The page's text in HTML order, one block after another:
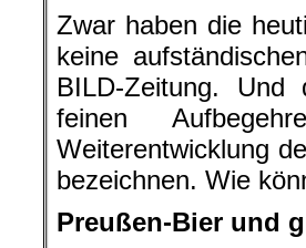
Zwar haben die
keine
BILD-Zeitung.
feinen
Weiterentwicklung
bezeichnen. Wie
Preußen-Bier und